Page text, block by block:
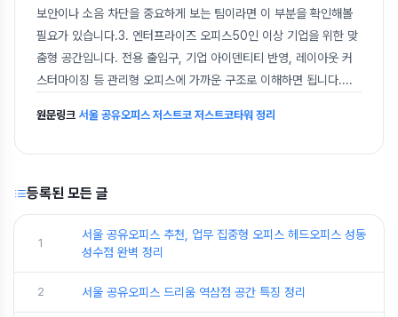
보안이나 소음 차단을 중요하게 보는 팀이라면 이 부분을 확인해볼
필요가 있습니다.3. 엔터프라이즈 오피스50인 이상 기업을 위한 맞
춤형 공간입니다. 전용 출입구, 기업 아이덴티티 반영, 레이아웃 커
스터마이징 등 관리형 오피스에 가까운 구조로 이해하면 됩니다....
원문링크 서울 공유오피스 저스트코 저스트코타워 정리
등록된 모든 글
1
서울 공유오피스 추천, 업무 집중형 오피스 헤드오피스 성동
성수점 완벽 정리
2 서울 공유오피스 드리움 역삼점 공간 특징 정리